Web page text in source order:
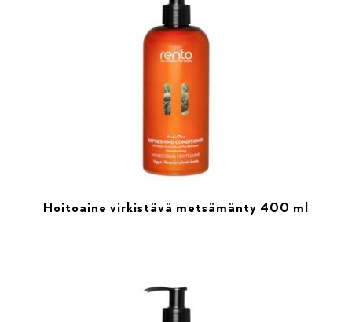
Hoitoaine virkistävä metsämänty 400 ml